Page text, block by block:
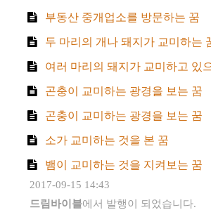
부동산 중개업소를 방문하는 꿈
두 마리의 개나 돼지가 교미하는
여러 마리의 돼지가 교미하고 있
곤충이 교미하는 광경을 보는 꿈
곤충이 교미하는 광경을 보는 꿈
소가 교미하는 것을 본 꿈
뱀이 교미하는 것을 지켜보는 꿈
2017-09-15 14:43
드림바이블에서 발행이 되었습니다.